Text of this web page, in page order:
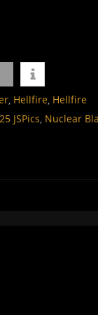
, Hellfire, Hellfire
JSPics, Nuclear